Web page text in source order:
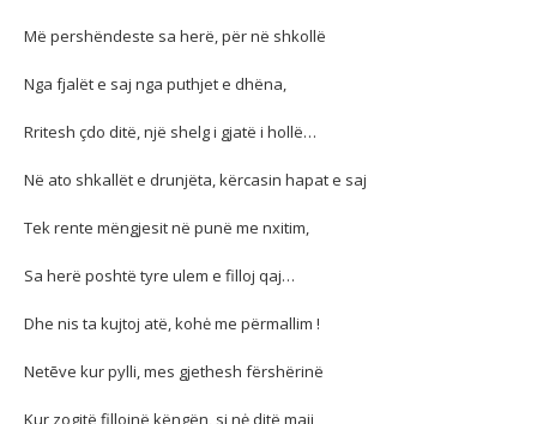
Më pershëndeste sa herë, për në shkollë
Nga fjalët e saj nga puthjet e dhëna,
Rritesh çdo ditë, një shelg i gjatë i hollë…
Në ato shkallët e drunjëta, kërcasin hapat e saj
Tek rente mëngjesit në punë me nxitim,
Sa herë poshtë tyre ulem e filloj qaj…
Dhe nis ta kujtoj atë, kohė me përmallim !
Netēve kur pylli, mes gjethesh fërshërinë
Kur zogjtë fillojnë këngën, si nė ditë maji